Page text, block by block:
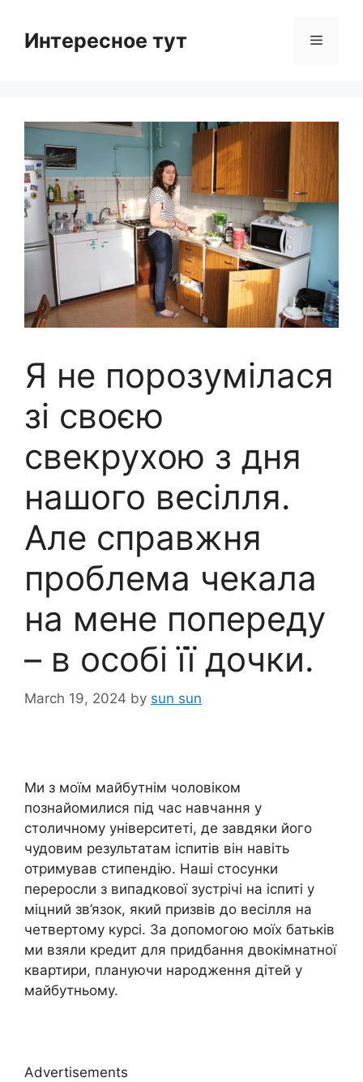
contentИнтересное тут Menu
Я не порозумілася
зі своєю
свекрухою з дня
нашого весілля.
Але справжня
проблема чекала
на мене попереду
– в особі її дочки.
March 19, 2024 by sun sun
Ми з моїм майбутнім чоловіком
познайомилися під час навчання у
столичному університеті, де завдяки його
чудовим результатам іспитів він навіть
отримував стипендію. Наші стосунки
переросли з випадкової зустрічі на іспиті у
міцний зв’язок, який призвів до весілля на
четвертому курсі. За допомогою моїх батьків
ми взяли кредит для придбання двокімнатної
квартири, плануючи народження дітей у
майбутньому.
Advertisements